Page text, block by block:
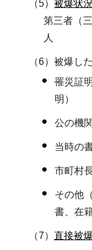
（5）被爆状
第三者（
人
（6）被爆し
罹災証
明）
公の機
当時の
市町村
その他
書、在
（7）直接被